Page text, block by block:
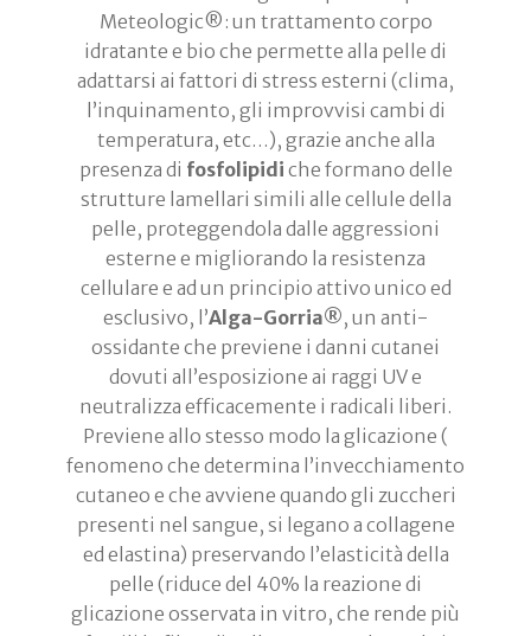
Meteologic®: un trattamento corpo
idratante e bio che permette alla pelle di
adattarsi ai fattori di stress esterni (clima,
l’inquinamento, gli improvvisi cambi di
temperatura, etc…), grazie anche alla
presenza di fosfolipidi che formano delle
strutture lamellari simili alle cellule della
pelle, proteggendola dalle aggressioni
esterne e migliorando la resistenza
cellulare e ad un principio attivo unico ed
esclusivo, l’Alga-Gorria®, un anti-
ossidante che previene i danni cutanei
dovuti all’esposizione ai raggi UV e
neutralizza efficacemente i radicali liberi.
Previene allo stesso modo la glicazione (
fenomeno che determina l’invecchiamento
cutaneo e che avviene quando gli zuccheri
presenti nel sangue, si legano a collagene
ed elastina) preservando l’elasticità della
pelle (riduce del 40% la reazione di
glicazione osservata in vitro, che rende più